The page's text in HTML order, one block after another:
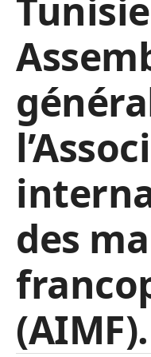
des
(AIMF).